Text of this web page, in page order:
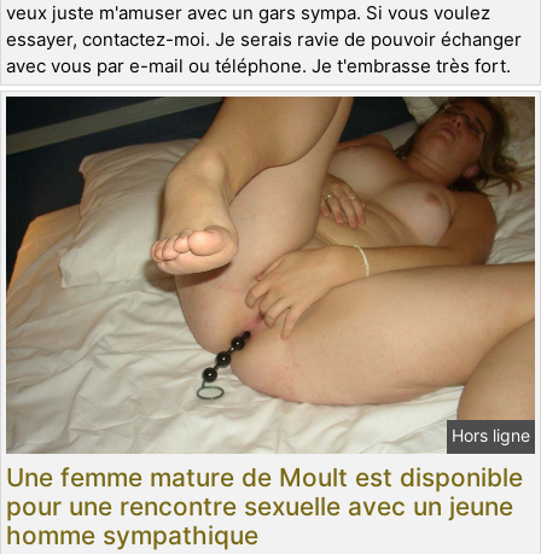
veux juste m'amuser avec un gars sympa. Si vous voulez
essayer, contactez-moi. Je serais ravie de pouvoir échanger
avec vous par e-mail ou téléphone. Je t'embrasse très fort.
Hors ligne
Une femme mature de Moult est disponible
pour une rencontre sexuelle avec un jeune
homme sympathique